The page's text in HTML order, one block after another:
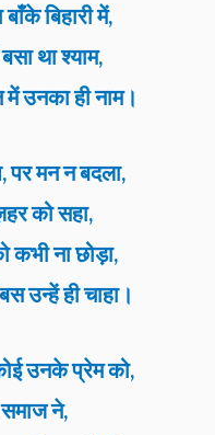
बिहारी में,
था श्याम,
उनका ही नाम।
पर मन न बदला,
को सहा,
कभी ना छोड़ा,
उन्हें ही चाहा।
उनके प्रेम को,
समाज ने,